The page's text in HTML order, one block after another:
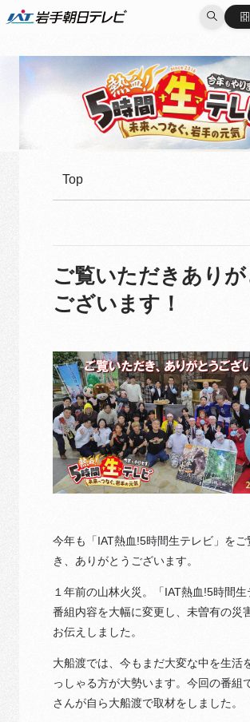
Top
ご覧いただきありが
ございます！
今年も「IAT熱血!5時間生テレビ」をご
き、ありがとうございます。
１年前の山林火災。「IAT熱血!5時間生
番組内容を大幅に変更し、未曽有の災
お伝えしました。
大船渡では、今もまだ大変な中を生活
っしゃる方が大勢います。今回の番組
さんが自ら大船渡で取材をしました。